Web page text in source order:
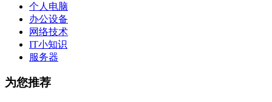
个人电脑
办公设备
网络技术
IT小知识
服务器
为您推荐